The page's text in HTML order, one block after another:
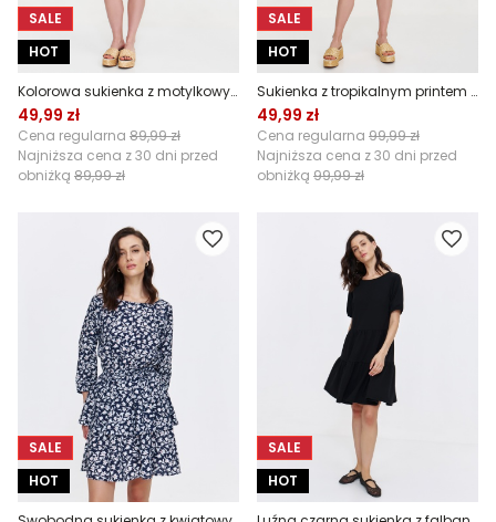
SALE
HOT
Kolorowa sukienka z motylkowymi rękawami
49,99 zł
Cena regularna 89,99 zł
Najniższa cena z 30 dni przed
obniżką 89,99 zł
SALE
HOT
Sukienka z tropikalnym printem z wiązaniem
49,99 zł
Cena regularna 99,99 zł
Najniższa cena z 30 dni przed
obniżką 99,99 zł
SALE
HOT
SALE
HOT